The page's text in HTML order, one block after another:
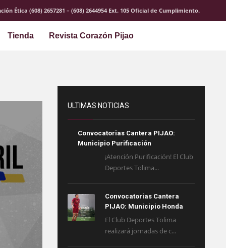
Ética (608) 2657281 – (608) 2644954 Ext. 105 Oficial de Cumplimiento.
Tienda Revista Corazón Pijao
ULTIMAS NOTICIAS
Convocatorias Cantera PIJAO:
Municipio Purificación
¡Atención Purificación! El Club
Deportes Tolima...
Convocatorias Cantera
PIJAO: Municipio Honda
El Club Deportes Tolima
realizará jornadas de c...